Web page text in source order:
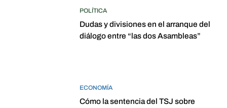
POLÍTICA
Dudas y divisiones en el arranque del
diálogo entre “las dos Asambleas”
ECONOMÍA
Cómo la sentencia del TSJ sobre